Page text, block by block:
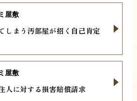
しまう汚部屋が招く自己肯定
屋敷
人に対する損害賠償請求
屋敷